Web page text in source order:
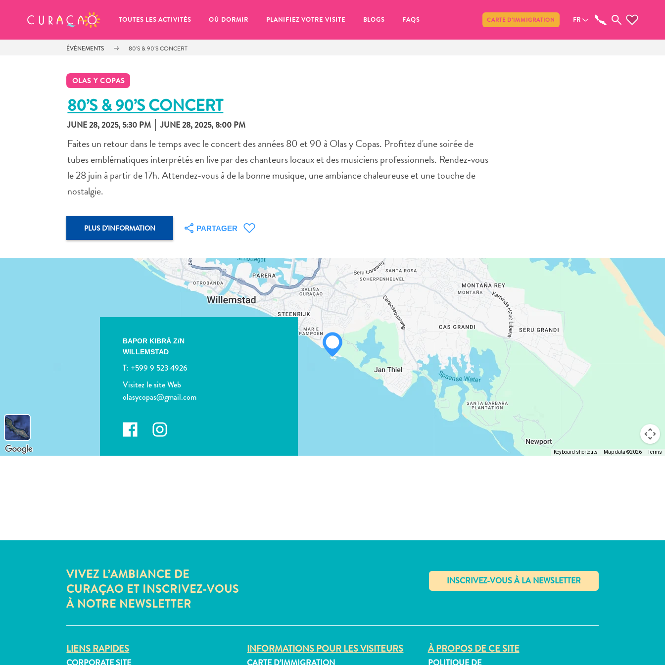
TOUTES LES ACTIVITÉS OÙ DORMIR PLANIFIEZ VOTRE VISITE BLOGS FAQS CARTE D’IMMIGRATION FR
ÉVÉNEMENTS 80’S & 90’S CONCERT
OLAS Y COPAS
80’S & 90’S CONCERT
JUNE 28, 2025, 5:30 PM JUNE 28, 2025, 8:00 PM
Faites un retour dans le temps avec le concert des années 80 et 90 à Olas y Copas. Profitez d'une soirée de
tubes emblématiques interprétés en live par des chanteurs locaux et des musiciens professionnels. Rendez-vous
le 28 juin à partir de 17h. Attendez-vous à de la bonne musique, une ambiance chaleureuse et une touche de
nostalgie.
PLUS D'INFORMATION PARTAGER
BAPOR KIBRÁ Z/N
WILLEMSTAD
T: +599 9 523 4926
Visitez le site Web
olasycopas@gmail.com
Keyboard shortcuts Map data ©2026 Terms
VIVEZ L’AMBIANCE DE
CURAÇAO ET INSCRIVEZ-VOUS
À NOTRE NEWSLETTER
✕
LIENS RAPIDES INFORMATIONS POUR LES VISITEURS À PROPOS DE CE SITE
MES FAVORIS Partager
It looks like you haven’t saved any
Chaque fois que vous souhaitez enregistrer quelque chose pour plus tard, assurez-vous de cliquer sur le